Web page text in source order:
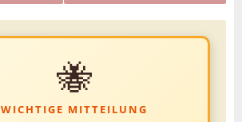
🐝
WICHTIGE MITTEILUNG